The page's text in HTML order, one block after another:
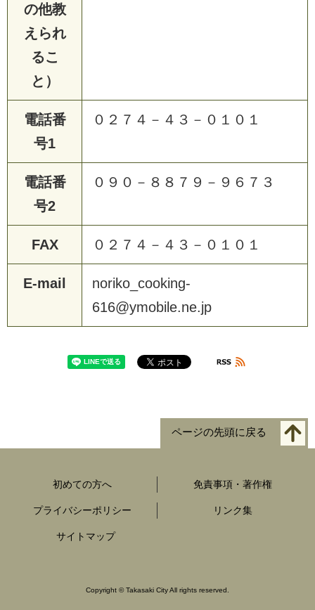
の他教
えられ
るこ
と）
電話番
号1
０２７４－４３－０１０１
電話番
号2
０９０－８８７９－９６７３
FAX ０２７４－４３－０１０１
E-mail
noriko_cooking-
616@ymobile.ne.jp
ページの先頭に戻る
初めての方へ 免責事項・著作権
プライバシーポリシー リンク集
サイトマップ
Copyright ©Takasaki City All rights reserved.